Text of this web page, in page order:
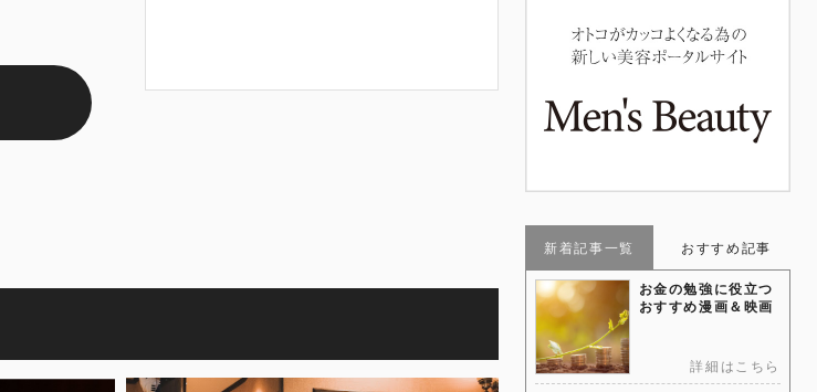
新着記事一覧 おすすめ記事
お金の勉強に役立つ
おすすめ漫画＆映画
詳細はこちら